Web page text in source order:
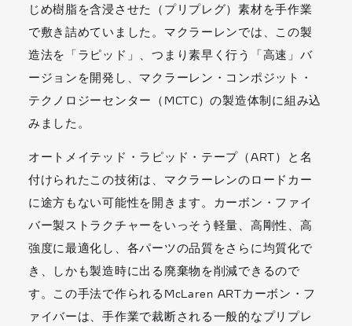
じめ樹脂を含浸させた（プリプレグ）素材を手作業
で敷き詰めていました。マクラーレンでは、この製
造法を「ラピッド」、つまり素早く行う「高速」バ
ージョンを開発し、マクラーレン・コンポジット・
テクノロジーセンター（MCTC）の製造体制に組み込
みました。
オートメイテッド・ラピッド・テープ（ART）と名
付けられたこの技術は、マクラーレンのロードカー
に途方もない可能性を開きます。カーボン・ファイ
バー製ストラクチャーをいっそう軽量、高剛性、高
強度に最適化し、各パーツの品質をさらに均質化で
き、しかも製造時に出る廃棄物を削減できるので
す。この手法で作られるMcLaren ARTカーボン・フ
ァイバーは、手作業で裁断される一般的なプリプレ